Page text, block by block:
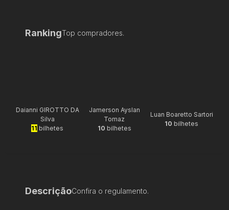
RankingTop compradores.
Daianni GIROTTO DA
Silva
11 bilhetes
Jamerson Ayslan
Tomaz
10 bilhetes
Luan Boaretto Sartori
10 bilhetes
DescriçãoConfira o regulamento.